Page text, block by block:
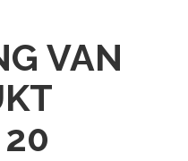
VAN